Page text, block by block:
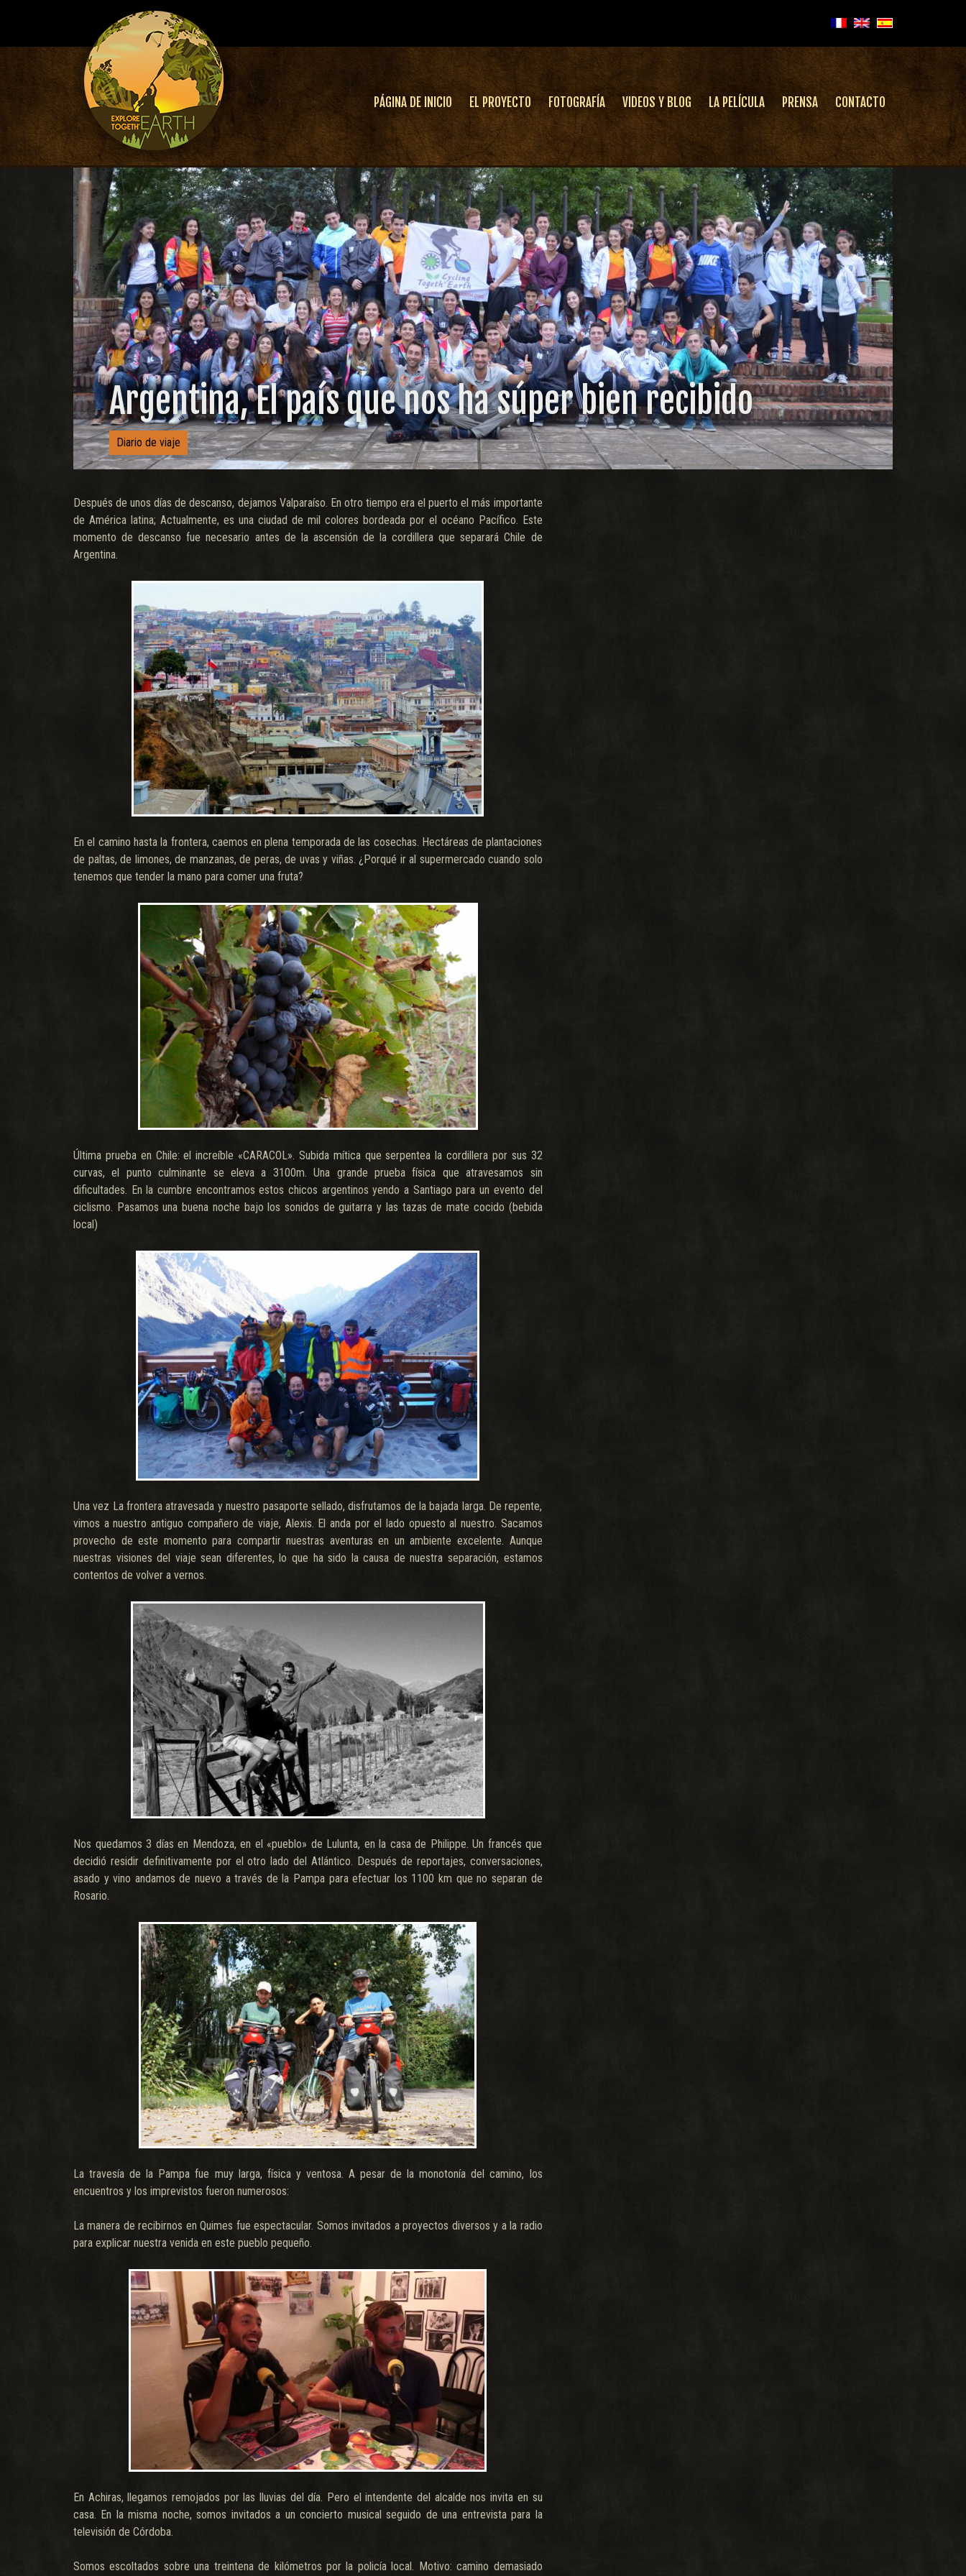
PÁGINA DE INICIO EL PROYECTO FOTOGRAFÍA VIDEOS Y BLOG LA PELÍCULA PRENSA CONTACTO
Argentina, El país que nos ha súper bien recibido
Diario de viaje
Después de unos días de descanso, dejamos Valparaíso. En otro tiempo era el puerto el más importante
de América latina; Actualmente, es una ciudad de mil colores bordeada por el océano Pacífico. Este
momento de descanso fue necesario antes de la ascensión de la cordillera que separará Chile de
Argentina.
En el camino hasta la frontera, caemos en plena temporada de las cosechas. Hectáreas de plantaciones
de paltas, de limones, de manzanas, de peras, de uvas y viñas. ¿Porqué ir al supermercado cuando solo
tenemos que tender la mano para comer una fruta?
Última prueba en Chile: el increíble «CARACOL». Subida mítica que serpentea la cordillera por sus 32
curvas, el punto culminante se eleva a 3100m. Una grande prueba física que atravesamos sin
dificultades. En la cumbre encontramos estos chicos argentinos yendo a Santiago para un evento del
ciclismo. Pasamos una buena noche bajo los sonidos de guitarra y las tazas de mate cocido (bebida
local)
Una vez La frontera atravesada y nuestro pasaporte sellado, disfrutamos de la bajada larga. De repente,
vimos a nuestro antiguo compañero de viaje, Alexis. El anda por el lado opuesto al nuestro. Sacamos
provecho de este momento para compartir nuestras aventuras en un ambiente excelente. Aunque
nuestras visiones del viaje sean diferentes, lo que ha sido la causa de nuestra separación, estamos
contentos de volver a vernos.
Nos quedamos 3 días en Mendoza, en el «pueblo» de Lulunta, en la casa de Philippe. Un francés que
decidió residir definitivamente por el otro lado del Atlántico. Después de reportajes, conversaciones,
asado y vino andamos de nuevo a través de la Pampa para efectuar los 1100 km que no separan de
Rosario.
La travesía de la Pampa fue muy larga, física y ventosa. A pesar de la monotonía del camino, los
encuentros y los imprevistos fueron numerosos:
La manera de recibirnos en Quimes fue espectacular. Somos invitados a proyectos diversos y a la radio
para explicar nuestra venida en este pueblo pequeño.
En Achiras, llegamos remojados por las lluvias del día. Pero el intendente del alcalde nos invita en su
casa. En la misma noche, somos invitados a un concierto musical seguido de una entrevista para la
televisión de Córdoba.
Somos escoltados sobre una treintena de kilómetros por la policía local. Motivo: camino demasiado